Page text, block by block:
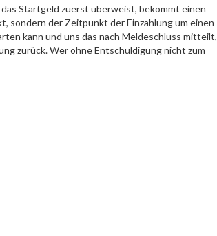
Startgeld zuerst überweist, bekommt einen
sondern der Zeitpunkt der Einzahlung um einen
kann und uns das nach Meldeschluss mitteilt,
zurück. Wer ohne Entschuldigung nicht zum